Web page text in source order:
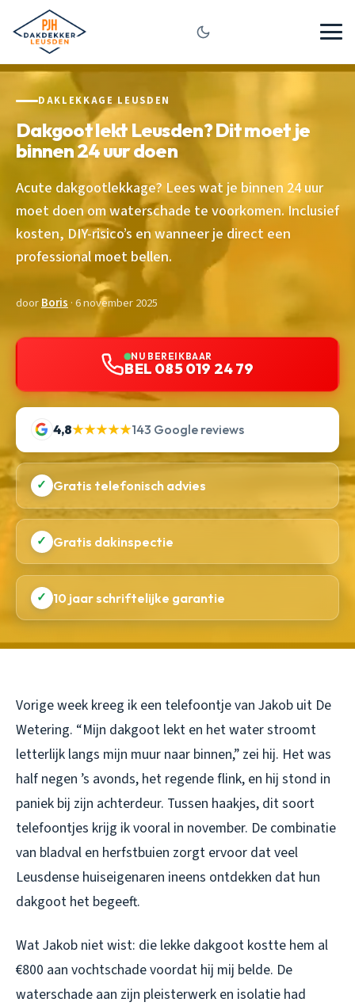
DAKLEKKAGE LEUSDEN
Dakgoot lekt Leusden? Dit moet je
binnen 24 uur doen
Acute dakgootlekkage? Lees wat je binnen 24 uur
moet doen om waterschade te voorkomen. Inclusief
kosten, DIY-risico’s en wanneer je direct een
professional moet bellen.
doorBoris · 6 november 2025
NU BEREIKBAAR
BEL 085 019 24 79
4,8★★★★★143 Google reviews
✓ Gratis telefonisch advies
✓ Gratis dakinspectie
✓ 10 jaar schriftelijke garantie
Vorige week kreeg ik een telefoontje van Jakob uit De
Wetering. “Mijn dakgoot lekt en het water stroomt
letterlijk langs mijn muur naar binnen,” zei hij. Het was
half negen ’s avonds, het regende flink, en hij stond in
paniek bij zijn achterdeur. Tussen haakjes, dit soort
telefoontjes krijg ik vooral in november. De combinatie
van bladval en herfstbuien zorgt ervoor dat veel
Leusdense huiseigenaren ineens ontdekken dat hun
dakgoot het begeeft.
Wat Jakob niet wist: die lekke dakgoot kostte hem al
€800 aan vochtschade voordat hij mij belde. De
waterschade aan zijn pleisterwerk en isolatie had